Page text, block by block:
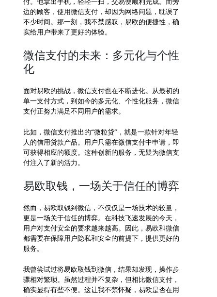
边的顾客，使用微信支付，却因为网络问题，耽误了
不少时间。那一刻，我不禁感叹，易欧的便捷性，确
实给用户带来了更好的体验。
微信支付的未来：多元化与个性
化
面对易欧的挑战，微信支付也在不断进化。从最初的
单一支付方式，到如今的多元化、个性化服务，微信
支付正努力满足不同用户的需求。
比如，微信支付推出的“微粒贷”，就是一款针对年轻
人的信用贷款产品。用户只需在微信支付中申请，即
可获得相应的额度。这种创新的服务，无疑为微信支
付注入了新的活力。
易欧取钱，一场关于信任的博弈
然而，易欧取钱到微信，不仅仅是一场技术的较量，
更是一场关于信任的博弈。在科技飞速发展的今天，
用户对支付安全的要求越来越高。因此，易欧和微信
都需要在保障用户隐私和安全的前提下，提供更好的
服务。
我曾尝试过将易欧取钱到微信，结果却发现，操作步
骤相对繁琐。虽然过程并不复杂，但相比微信支付，
确实显得有些不便。这让我不禁怀疑，易欧是否在用